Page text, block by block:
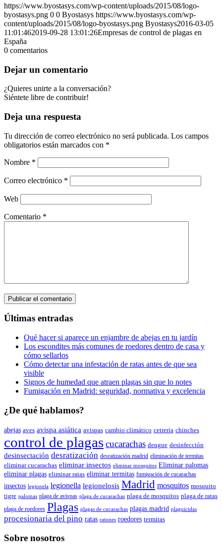
https://www.byostasys.com/wp-content/uploads/2015/08/logo-
byostasys.png 0 0 Byostasys https://www.byostasys.com/wp-
content/uploads/2015/08/logo-byostasys.png Byostasys2016-03-05
11:01:462019-09-28 13:01:26Empresas de control de plagas en
España
0 comentarios
Dejar un comentario
¿Quieres unirte a la conversación?
Siéntete libre de contribuir!
Deja una respuesta
Tu dirección de correo electrónico no será publicada. Los campos
obligatorios están marcados con *
Nombre *
Correo electrónico *
Web
Comentario *
Últimas entradas
Qué hacer si aparece un enjambre de abejas en tu jardín
Los escondites más comunes de roedores dentro de casa y
cómo sellarlos
Cómo detectar una infestación de ratas antes de que sea
visible
Signos de humedad que atraen plagas sin que lo notes
Fumigación en Madrid: seguridad, normativa y excelencia
¿De qué hablamos?
abejas aves avispa asiática avispas cambio climático cetrería chinches
control de plagascucarachas dengue desinfección
desinsectación desratización desratización madrid eliminación de termitas
eliminar cucarachas eliminar insectos eliminar mosquitos Eliminar palomas
eliminar plagas eliminar ratas eliminar termitas fumigación de cucarachas
insectos legionela legionella legionelosis Madrid mosquitos mosquito
tigre palomas plaga de avispas plaga de cucarachas plaga de mosquitos plaga de ratas
plaga de roedores Plagas plagas de cucarachas plagas madrid plaguicidas
procesionaria del pino ratas ratones roedores termitas
Sobre nosotros